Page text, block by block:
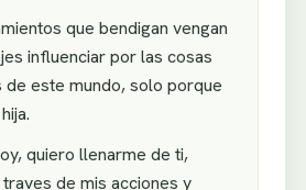
que bendigan vengan
influenciar por las cosas
de este mundo, solo porque
quiero llenarme de ti,
de mis acciones y